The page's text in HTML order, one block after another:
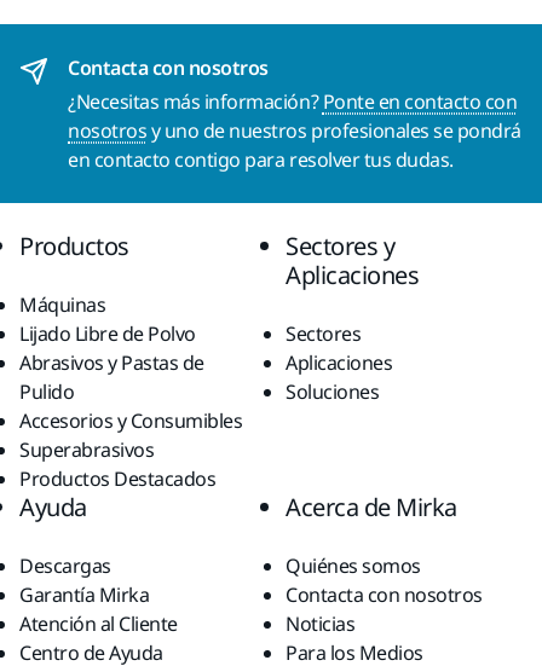
Contacta con nosotros
¿Necesitas más información?Ponte en contacto con
nosotrosy uno de nuestros profesionales se pondrá
en contacto contigo para resolver tus dudas.
Productos
Máquinas
Lijado Libre de Polvo
Abrasivos y Pastas de
Pulido
Accesorios y Consumibles
Superabrasivos
Productos Destacados
Sectores y
Aplicaciones
Sectores
Aplicaciones
Soluciones
Ayuda
Descargas
Garantía Mirka
Atención al Cliente
Centro de Ayuda
Acerca de Mirka
Quiénes somos
Contacta con nosotros
Noticias
Para los Medios